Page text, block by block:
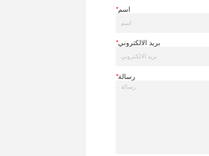
*اسم
*بريد الالكتروني
*رسالة